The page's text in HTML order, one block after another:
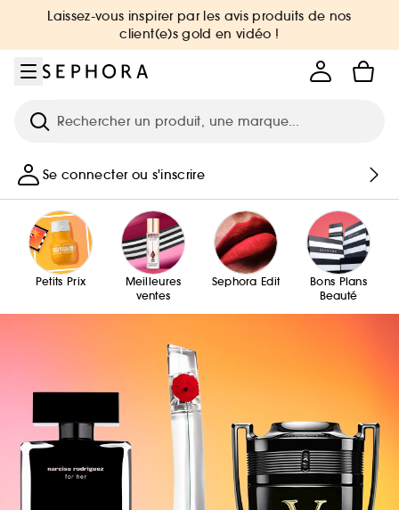
Aller au menu
Aller au contenu principal
Aller au pied de page
Laissez-vous inspirer par les avis produits de nos
client(e)s gold en vidéo !
Recherche
Se connecter ou s'inscrire
Petits Prix
Meilleures
ventes
Sephora Edit
Bons Plans
Beauté